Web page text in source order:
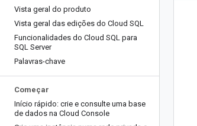
Vista geral do produto
Vista geral das edições do Cloud SQL
Funcionalidades do Cloud SQL para
SQL Server
Palavras-chave
Começar
Início rápido: crie e consulte uma base
de dados na Cloud Console